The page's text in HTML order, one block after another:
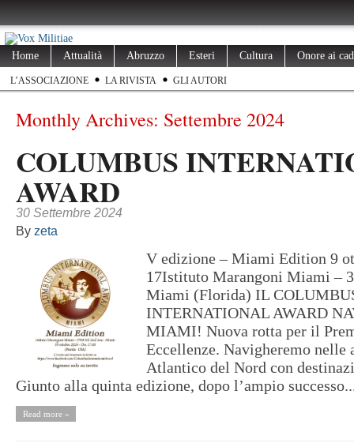
Home Attualità Abruzzo Esteri Cultura Onore ai
L’ASSOCIAZIONE LA RIVISTA GLI AUTORI
Monthly Archives: Settembre 2024
COLUMBUS
AWARD
30 Settembre 2024
By zeta
V edizione – Miami Edition 9
17Istituto Marangoni Miami –
Miami (Florida) IL
INTERNATIONAL AWARD
MIAMI! Nuova rotta per il
Eccellenze. Navigheremo nelle
Atlantico del Nord con
Giunto alla quinta edizione, dopo l’ampio
Read more »